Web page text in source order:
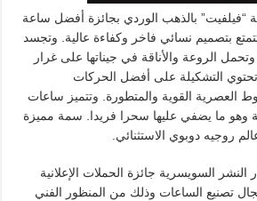
“فيلفيت” بالذهب الوردي بجائزة أفضل ساعة
2012 والتي تتمتع بتصميم نسائي فاخر وكفاءة عالية. وتجسد
الروعة والأناقة في جيناتها على غرار
التشكيلة على أفضل الحركات
العصرية القوية والمتطورة. وتتميز ساعات
وهو ما يضفي عليها سحرا فريدا. سمة مميزة
روجيه دوبوي الاستثنائي.
2007 تمنح دار النشر السويسرية جائزة الحملات الإعلانية
تصنيع الساعات وذلك من المنظور الفني